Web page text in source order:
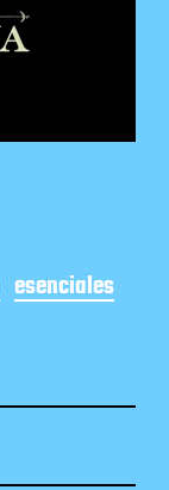
esenciales